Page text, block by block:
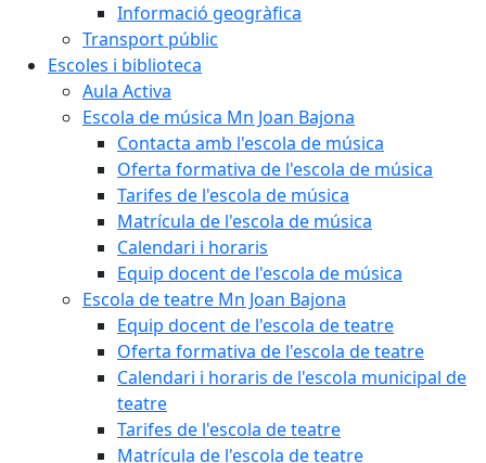
Informació geogràfica
Transport públic
Escoles i biblioteca
Aula Activa
Escola de música Mn Joan Bajona
Contacta amb l'escola de música
Oferta formativa de l'escola de música
Tarifes de l'escola de música
Matrícula de l'escola de música
Calendari i horaris
Equip docent de l'escola de música
Escola de teatre Mn Joan Bajona
Equip docent de l'escola de teatre
Oferta formativa de l'escola de teatre
Calendari i horaris de l'escola municipal de
teatre
Tarifes de l'escola de teatre
Matrícula de l'escola de teatre